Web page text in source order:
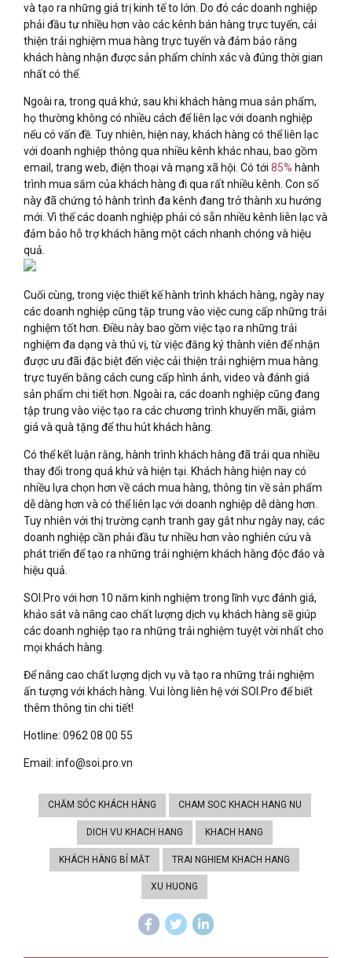
và tạo ra những giá trị kinh tế to lớn. Do đó các doanh nghiệp
phải đầu tư nhiều hơn vào các kênh bán hàng trực tuyến, cải
thiện trải nghiệm mua hàng trực tuyến và đảm bảo rằng
khách hàng nhận được sản phẩm chính xác và đúng thời gian
nhất có thể.
Ngoài ra, trong quá khứ, sau khi khách hàng mua sản phẩm,
họ thường không có nhiều cách để liên lạc với doanh nghiệp
nếu có vấn đề. Tuy nhiên, hiện nay, khách hàng có thể liên lạc
với doanh nghiệp thông qua nhiều kênh khác nhau, bao gồm
email, trang web, điện thoại và mạng xã hội. Có tới 85% hành
trình mua sắm của khách hàng đi qua rất nhiều kênh. Con số
này đã chứng tỏ hành trình đa kênh đang trở thành xu hướng
mới. Vì thế các doanh nghiệp phải có sẵn nhiều kênh liên lạc và
đảm bảo hỗ trợ khách hàng một cách nhanh chóng và hiệu
quả.
Cuối cùng, trong việc thiết kế hành trình khách hàng, ngày nay
các doanh nghiệp cũng tập trung vào việc cung cấp những trải
nghiệm tốt hơn. Điều này bao gồm việc tạo ra những trải
nghiệm đa dạng và thú vị, từ việc đăng ký thành viên để nhận
được ưu đãi đặc biệt đến việc cải thiện trải nghiệm mua hàng
trực tuyến bằng cách cung cấp hình ảnh, video và đánh giá
sản phẩm chi tiết hơn. Ngoài ra, các doanh nghiệp cũng đang
tập trung vào việc tạo ra các chương trình khuyến mãi, giảm
giá và quà tặng để thu hút khách hàng.
Có thể kết luận rằng, hành trình khách hàng đã trải qua nhiều
thay đổi trong quá khứ và hiện tại. Khách hàng hiện nay có
nhiều lựa chọn hơn về cách mua hàng, thông tin về sản phẩm
dễ dàng hơn và có thể liên lạc với doanh nghiệp dễ dàng hơn.
Tuy nhiên với thị trường cạnh tranh gay gắt như ngày nay, các
doanh nghiệp cần phải đầu tư nhiều hơn vào nghiên cứu và
phát triển để tạo ra những trải nghiệm khách hàng độc đáo và
hiệu quả.
SOI.Pro với hơn 10 năm kinh nghiệm trong lĩnh vực đánh giá,
khảo sát và nâng cao chất lượng dịch vụ khách hàng sẽ giúp
các doanh nghiệp tạo ra những trải nghiệm tuyệt vời nhất cho
mọi khách hàng.
Để nâng cao chất lượng dịch vụ và tạo ra những trải nghiệm
ấn tượng với khách hàng. Vui lòng liên hệ với SOI.Pro để biết
thêm thông tin chi tiết!
Hotline: 0962 08 00 55
Email: info@soi.pro.vn
CHĂM SÓC KHÁCH HÀNG CHAM SOC KHACH HANG NU
DICH VU KHACH HANG KHACH HANG
KHÁCH HÀNG BÍ MẬT TRAI NGHIEM KHACH HANG
XU HUONG